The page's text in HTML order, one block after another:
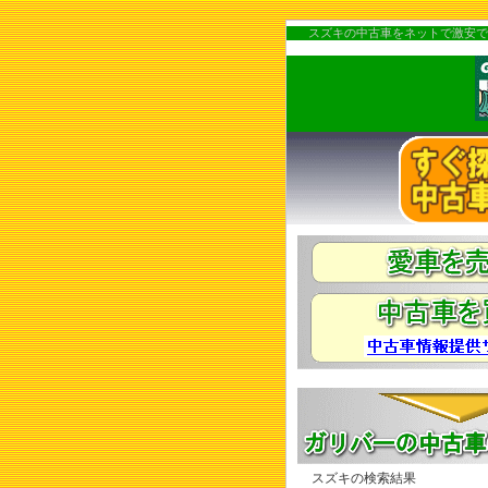
スズキの中古車をネットで激安
スズキの検索結果